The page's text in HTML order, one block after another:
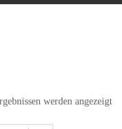
werden angezeigt